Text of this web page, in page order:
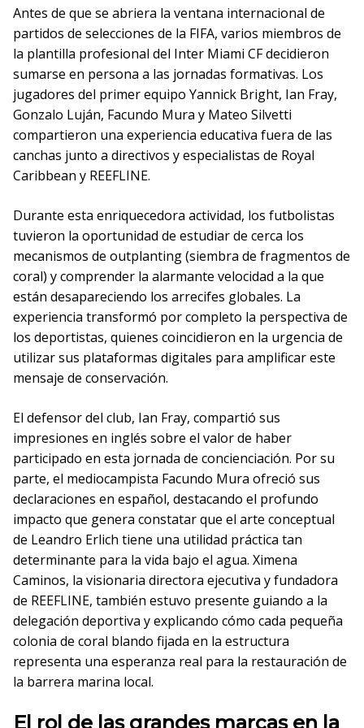
Antes de que se abriera la ventana internacional de
partidos de selecciones de la FIFA, varios miembros de
la plantilla profesional del Inter Miami CF decidieron
sumarse en persona a las jornadas formativas. Los
jugadores del primer equipo Yannick Bright, Ian Fray,
Gonzalo Luján, Facundo Mura y Mateo Silvetti
compartieron una experiencia educativa fuera de las
canchas junto a directivos y especialistas de Royal
Caribbean y REEFLINE.
Durante esta enriquecedora actividad, los futbolistas
tuvieron la oportunidad de estudiar de cerca los
mecanismos de outplanting (siembra de fragmentos de
coral) y comprender la alarmante velocidad a la que
están desapareciendo los arrecifes globales. La
experiencia transformó por completo la perspectiva de
los deportistas, quienes coincidieron en la urgencia de
utilizar sus plataformas digitales para amplificar este
mensaje de conservación.
El defensor del club, Ian Fray, compartió sus
impresiones en inglés sobre el valor de haber
participado en esta jornada de concienciación. Por su
parte, el mediocampista Facundo Mura ofreció sus
declaraciones en español, destacando el profundo
impacto que genera constatar que el arte conceptual
de Leandro Erlich tiene una utilidad práctica tan
determinante para la vida bajo el agua. Ximena
Caminos, la visionaria directora ejecutiva y fundadora
de REEFLINE, también estuvo presente guiando a la
delegación deportiva y explicando cómo cada pequeña
colonia de coral blando fijada en la estructura
representa una esperanza real para la restauración de
la barrera marina local.
El rol de las grandes marcas en la